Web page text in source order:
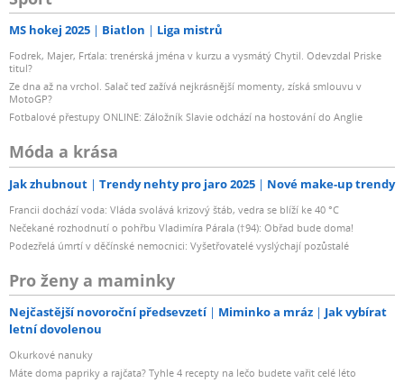
MS hokej 2025 Biatlon Liga mistrů
Fodrek, Majer, Frťala: trenérská jména v kurzu a vysmátý Chytil. Odevzdal Priske
titul?
Ze dna až na vrchol. Salač teď zažívá nejkrásnější momenty, získá smlouvu v
MotoGP?
Fotbalové přestupy ONLINE: Záložník Slavie odchází na hostování do Anglie
Móda a krása
Jak zhubnout Trendy nehty pro jaro 2025 Nové make-up trendy
Francii dochází voda: Vláda svolává krizový štáb, vedra se blíží ke 40 °C
Nečekané rozhodnutí o pohřbu Vladimíra Párala (†94): Obřad bude doma!
Podezřelá úmrtí v děčínské nemocnici: Vyšetřovatelé vyslýchají pozůstalé
Pro ženy a maminky
Nejčastější novoroční předsevzetí Miminko a mráz
Jak vybírat
letní dovolenou
Okurkové nanuky
Máte doma papriky a rajčata? Tyhle 4 recepty na lečo budete vařit celé léto